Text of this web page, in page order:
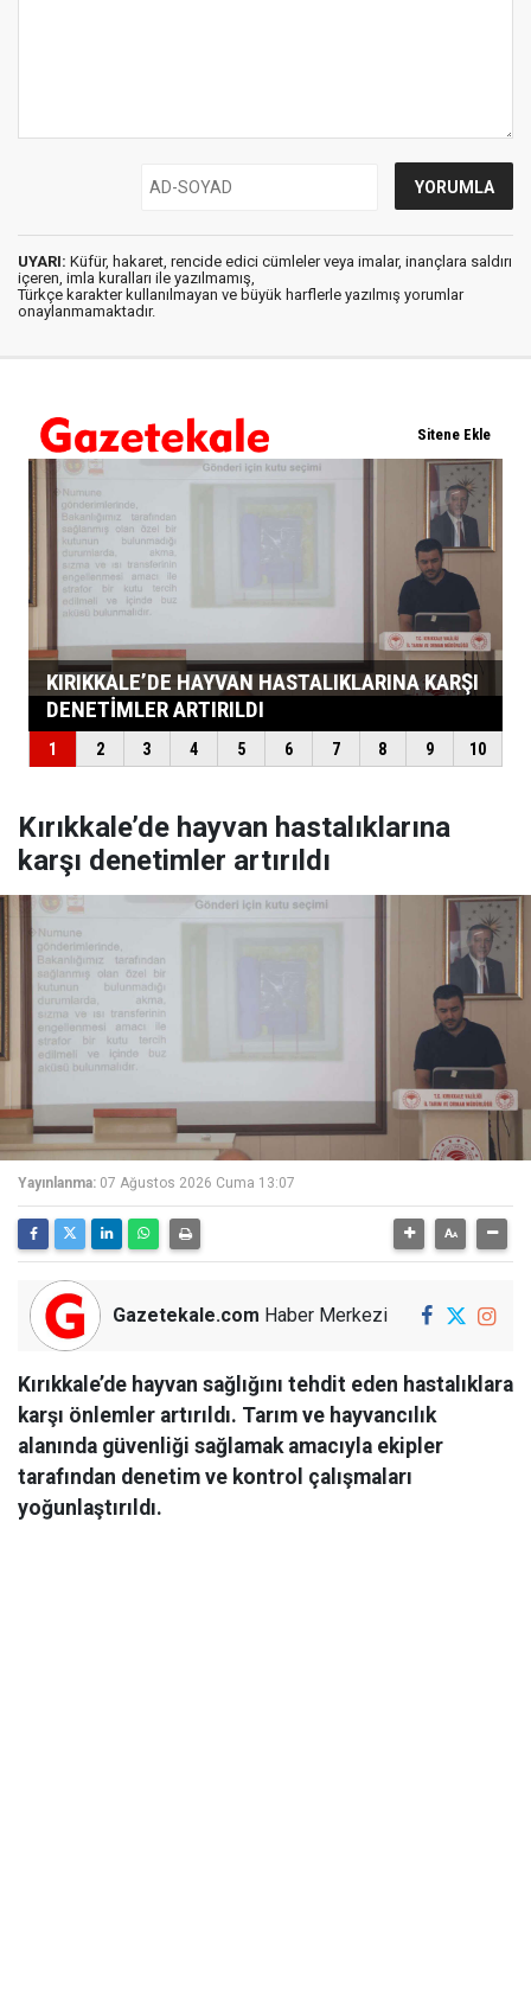
UYARI: Küfür, hakaret, rencide edici cümleler veya imalar, inançlara saldırı
içeren, imla kuralları ile yazılmamış,
Türkçe karakter kullanılmayan ve büyük harflerle yazılmış yorumlar
onaylanmamaktadır.
Kırıkkale’de hayvan hastalıklarına
karşı denetimler artırıldı
Yayınlanma: 07 Ağustos 2026 Cuma 13:07
Gazetekale.com Haber Merkezi
Kırıkkale’de hayvan sağlığını tehdit eden hastalıklara
karşı önlemler artırıldı. Tarım ve hayvancılık
alanında güvenliği sağlamak amacıyla ekipler
tarafından denetim ve kontrol çalışmaları
yoğunlaştırıldı.